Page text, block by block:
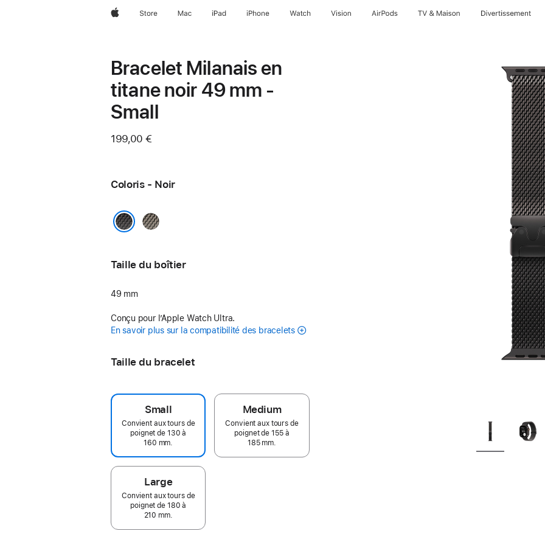
AppleStore Mac iPad iPhone Watch Vision AirPods TV & Maison Divertissements
Bracelet Milanais en
titane noir 49 mm -
Small
199,00 €
Coloris - Noir
Naturel
Taille du boîtier
49 mm
Conçu pour l’Apple Watch Ultra.
En savoir plus sur la compatibilité des bracelets
Taille du bracelet
Small
Convient aux tours de
poignet de 130 à
160 mm.
Medium
Convient aux tours de
poignet de 155 à
185 mm.
Large
Convient aux tours de
poignet de 180 à
210 mm.